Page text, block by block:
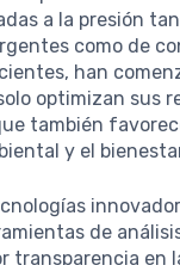
a la presión
como de
han
optimizan sus
también
y el
de
transparencia en